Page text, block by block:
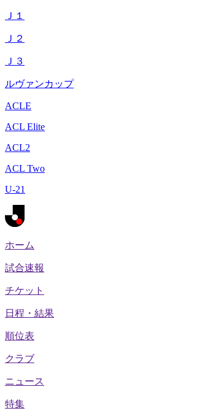
Ｊ１
Ｊ２
Ｊ３
ルヴァンカップ
ACLE
ACL Elite
ACL2
ACL Two
U-21
ホーム
試合速報
チケット
日程・結果
順位表
クラブ
ニュース
特集